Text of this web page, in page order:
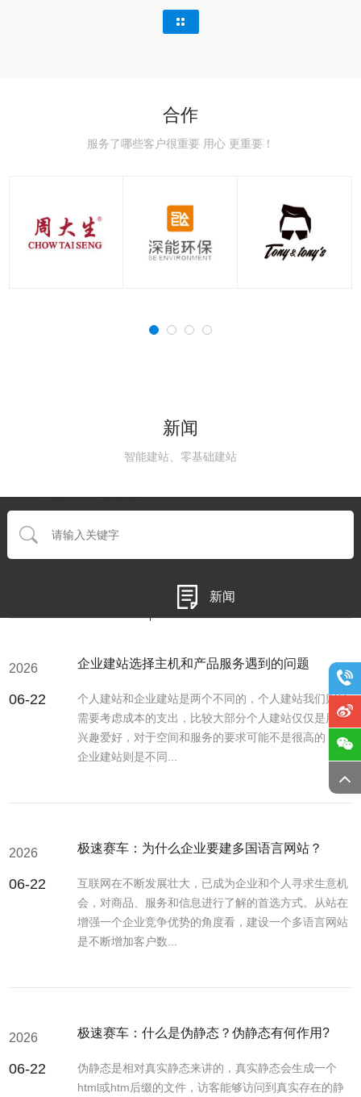
合作
服务了哪些客户很重要 用心 更重要！
新闻
智能建站、零基础建站
新闻
2026
06-22
企业建站选择主机和产品服务遇到的问题
个人建站和企业建站是两个不同的，个人建站我们则是
需要考虑成本的支出，比较大部分个人建站仅仅是用于
兴趣爱好，对于空间和服务的要求可能不是很高的，而
企业建站则是不同...
2026
06-22
极速赛车：为什么企业要建多国语言网站？
互联网在不断发展壮大，已成为企业和个人寻求生意机
会，对商品、服务和信息进行了解的首选方式。从站在
增强一个企业竞争优势的角度看，建设一个多语言网站
是不断增加客户数...
2026
06-22
极速赛车：什么是伪静态？伪静态有何作用?
伪静态是相对真实静态来讲的，真实静态会生成一个
html或htm后缀的文件，访客能够访问到真实存在的静